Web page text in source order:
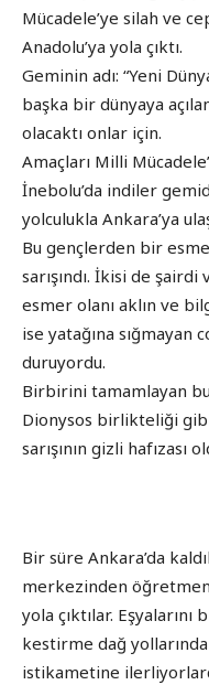
Mücadele’ye silah ve
Anadolu’ya yola çıktı.
Geminin adı: “Yeni
başka bir dünyaya
olacaktı onlar için.
Amaçları Milli
İnebolu’da indiler
yolculukla Ankara’ya
Bu gençlerden bir
sarışındı. İkisi de
esmer olanı aklın ve
ise yatağına sığmayan
duruyordu.
Birbirini tamamlayan
Dionysos birlikteliği
sarışının gizli hafızası
Bir süre Ankara’da
merkezinden öğretmen
yola çıktılar.
kestirme dağ
istikametine